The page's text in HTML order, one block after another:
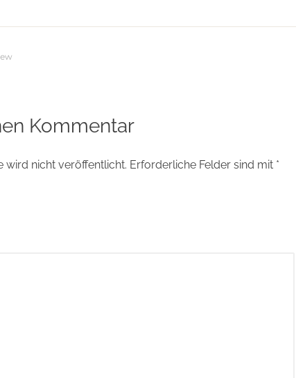
Kommentar
wird nicht veröffentlicht. Erforderliche Felder sind mit *